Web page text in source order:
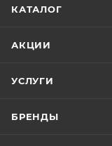
КАТАЛОГ
АКЦИИ
УСЛУГИ
БРЕНДЫ